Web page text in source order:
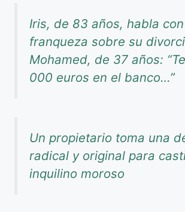
Iris, de 83 años, habla con
franqueza sobre su
Mohamed, de 37 años:
000 euros en el banco…”
Un propietario toma una
radical y original para
inquilino moroso